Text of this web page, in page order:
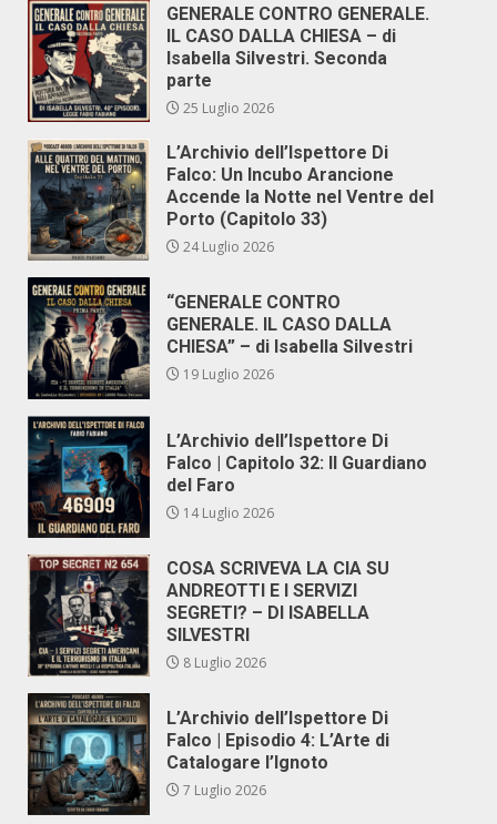
GENERALE CONTRO GENERALE.
IL CASO DALLA CHIESA – di
Isabella Silvestri. Seconda
parte
25 Luglio 2026
L’Archivio dell’Ispettore Di
Falco: Un Incubo Arancione
Accende la Notte nel Ventre del
Porto (Capitolo 33)
24 Luglio 2026
“GENERALE CONTRO
GENERALE. IL CASO DALLA
CHIESA” – di Isabella Silvestri
19 Luglio 2026
L’Archivio dell’Ispettore Di
Falco | Capitolo 32: Il Guardiano
del Faro
14 Luglio 2026
COSA SCRIVEVA LA CIA SU
ANDREOTTI E I SERVIZI
SEGRETI? – DI ISABELLA
SILVESTRI
8 Luglio 2026
L’Archivio dell’Ispettore Di
Falco | Episodio 4: L’Arte di
Catalogare l’Ignoto
7 Luglio 2026